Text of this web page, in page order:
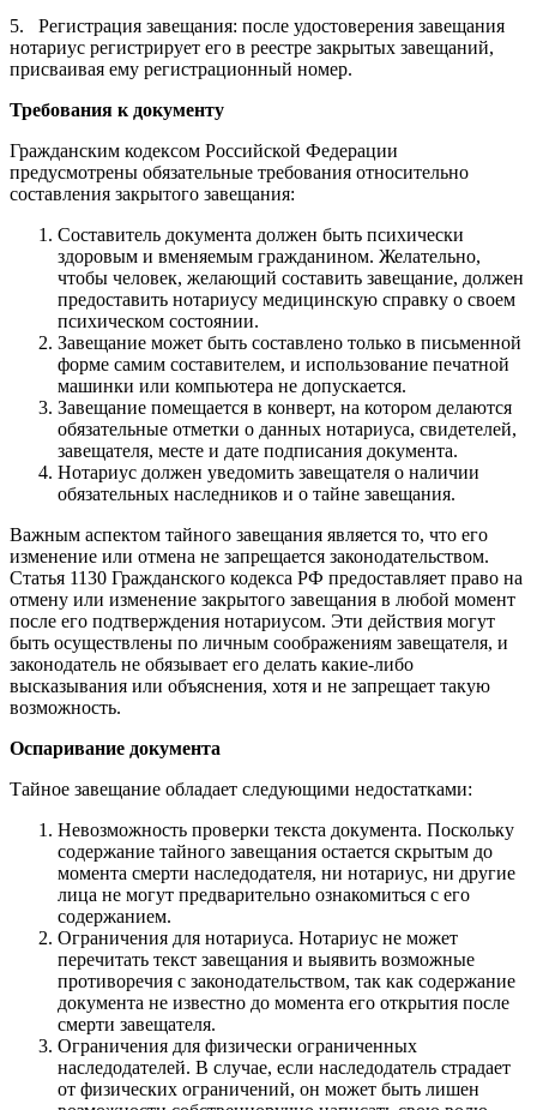
5. Регистрация завещания: после удостоверения завещания
нотариус регистрирует его в реестре закрытых завещаний,
присваивая ему регистрационный номер.
Требования к документу
Гражданским кодексом Российской Федерации
предусмотрены обязательные требования относительно
составления закрытого завещания:
Составитель документа должен быть психически
здоровым и вменяемым гражданином. Желательно,
чтобы человек, желающий составить завещание, должен
предоставить нотариусу медицинскую справку о своем
психическом состоянии.
Завещание может быть составлено только в письменной
форме самим составителем, и использование печатной
машинки или компьютера не допускается.
Завещание помещается в конверт, на котором делаются
обязательные отметки о данных нотариуса, свидетелей,
завещателя, месте и дате подписания документа.
Нотариус должен уведомить завещателя о наличии
обязательных наследников и о тайне завещания.
Важным аспектом тайного завещания является то, что его
изменение или отмена не запрещается законодательством.
Статья 1130 Гражданского кодекса РФ предоставляет право на
отмену или изменение закрытого завещания в любой момент
после его подтверждения нотариусом. Эти действия могут
быть осуществлены по личным соображениям завещателя, и
законодатель не обязывает его делать какие-либо
высказывания или объяснения, хотя и не запрещает такую
возможность.
Оспаривание документа
Тайное завещание обладает следующими недостатками:
Невозможность проверки текста документа. Поскольку
содержание тайного завещания остается скрытым до
момента смерти наследодателя, ни нотариус, ни другие
лица не могут предварительно ознакомиться с его
содержанием.
Ограничения для нотариуса. Нотариус не может
перечитать текст завещания и выявить возможные
противоречия с законодательством, так как содержание
документа не известно до момента его открытия после
смерти завещателя.
Ограничения для физически ограниченных
наследодателей. В случае, если наследодатель страдает
от физических ограничений, он может быть лишен